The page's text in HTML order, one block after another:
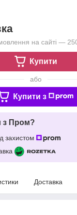
на сайті —
Купити
або
Купити з
з Пром?
захистом
Доставка